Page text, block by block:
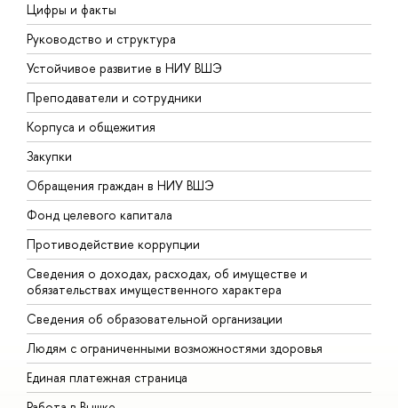
Цифры и факты
Руководство и структура
Устойчивое развитие в НИУ ВШЭ
Преподаватели и сотрудники
Корпуса и общежития
Закупки
Обращения граждан в НИУ ВШЭ
Фонд целевого капитала
Противодействие коррупции
Сведения о доходах, расходах, об имуществе и
обязательствах имущественного характера
Сведения об образовательной организации
Людям с ограниченными возможностями здоровья
Единая платежная страница